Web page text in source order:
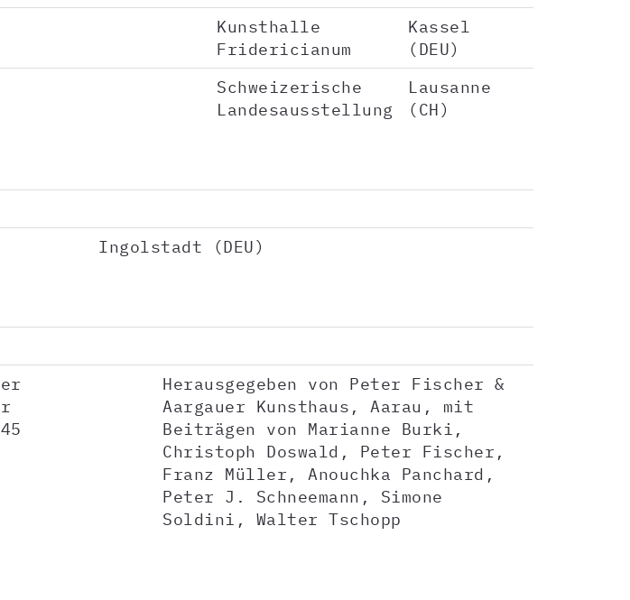
Kunsthalle
Fridericianum
Kassel
(DEU)
Schweizerische
Landesausstellung
Lausanne
(CH)
Ingolstadt (DEU)
Herausgegeben von Peter Fischer &
Aargauer Kunsthaus, Aarau, mit
Beiträgen von Marianne Burki,
Christoph Doswald, Peter Fischer,
Franz Müller, Anouchka Panchard,
Peter J. Schneemann, Simone
Soldini, Walter Tschopp